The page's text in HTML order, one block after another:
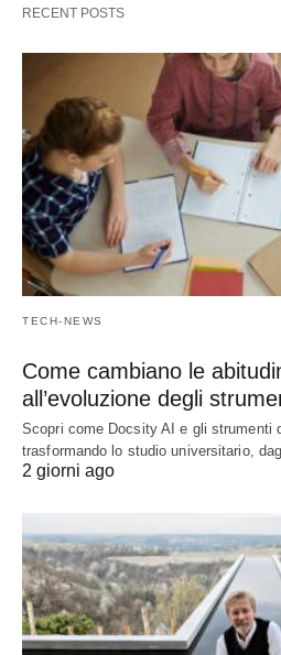
RECENT POSTS
TECH-NEWS
Come cambiano le
all’evoluzione degli
Scopri come Docsity AI e gli strumenti
trasformando lo studio universitario,
2 giorni ago